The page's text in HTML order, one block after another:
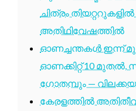
ചിത്രം
അതിഥിവേഷത്തിൽ
ഓണച്ചന്തകൾ ഇന്ന്
ഓണക്കിറ്റ് 10
ഗോതമ്പും —
കേരളത്തിൽ